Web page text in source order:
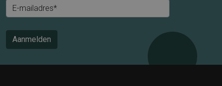
E-mailadres*
Aanmelden